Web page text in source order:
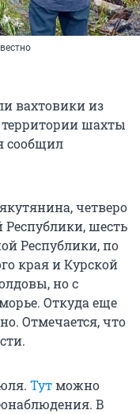
вахтовики из
шахты
сообщил
четверо
шесть
Республики, по
края и Курской
но с
Откуда еще
Отмечается, что
Тутможно
В